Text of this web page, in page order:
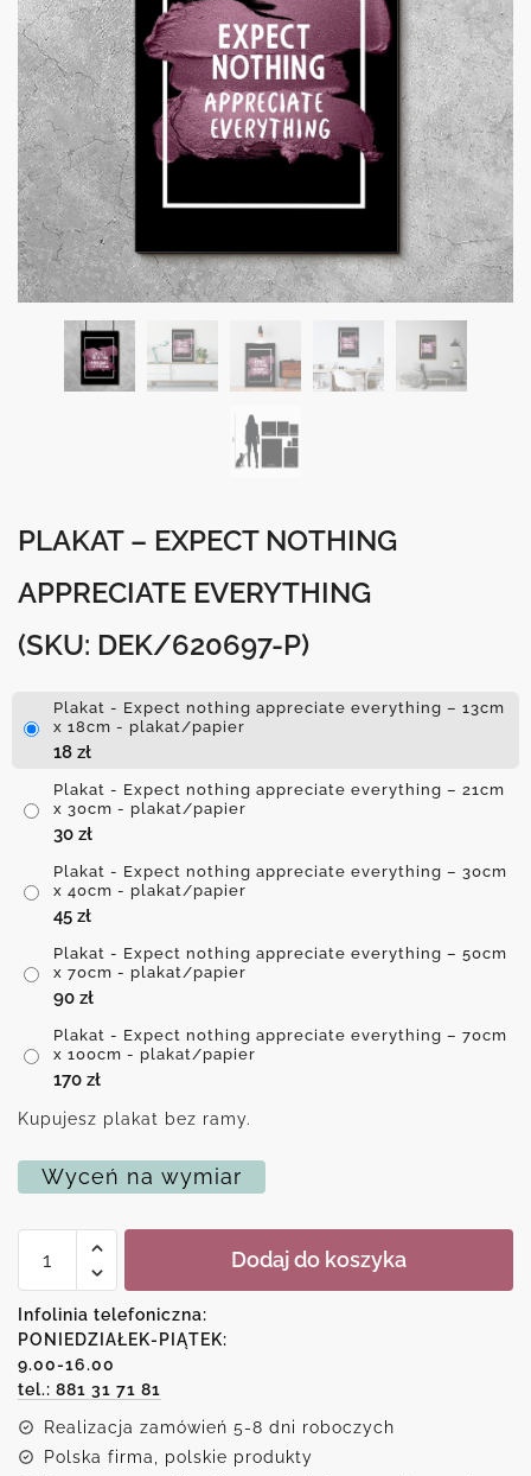
PLAKAT – EXPECT NOTHING
APPRECIATE EVERYTHING
(SKU: DEK/620697-P)
Plakat - Expect nothing appreciate everything – 13cm
x 18cm - plakat/papier
18 zł
Plakat - Expect nothing appreciate everything – 21cm
x 30cm - plakat/papier
30 zł
Plakat - Expect nothing appreciate everything – 30cm
x 40cm - plakat/papier
45 zł
Plakat - Expect nothing appreciate everything – 50cm
x 70cm - plakat/papier
90 zł
Plakat - Expect nothing appreciate everything – 70cm
x 100cm - plakat/papier
170 zł
Kupujesz plakat bez ramy.
Wyceń na wymiar
Plakat
nothing
appreciate
everything
Dodaj do koszyka
Infolinia telefoniczna:
PONIEDZIAŁEK-PIĄTEK:
9.00-16.00
tel.: 881 31 71 81
Realizacja zamówień 5-8 dni roboczych
Polska firma, polskie produkty